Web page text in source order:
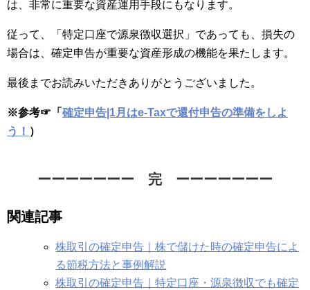
は、非常に重要な資産運用手段にもなります。
従って、「特定口座で源泉徴収選択」であっても、損失の
場合は、確定申告が重要な資産形成の機能を果たします。
最後までお読みいただきありがとうございました。
※参考☞「 確定申告|1月はe-Taxで還付申告の準備をしよ
う！ ）
ーーーーーーー 完 ーーーーーーー
関連記事
株取引の確定申告｜株で儲けた時の確定申告によ
る節税方法と事例解説
株取引の確定申告｜特定口座・源泉徴収でも確定